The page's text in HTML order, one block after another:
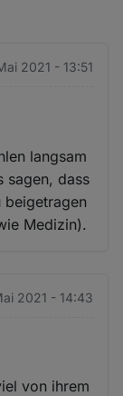
2021 - 13:51
langsam
sagen, dass
beigetragen
Medizin).
2021 - 14:43
von ihrem